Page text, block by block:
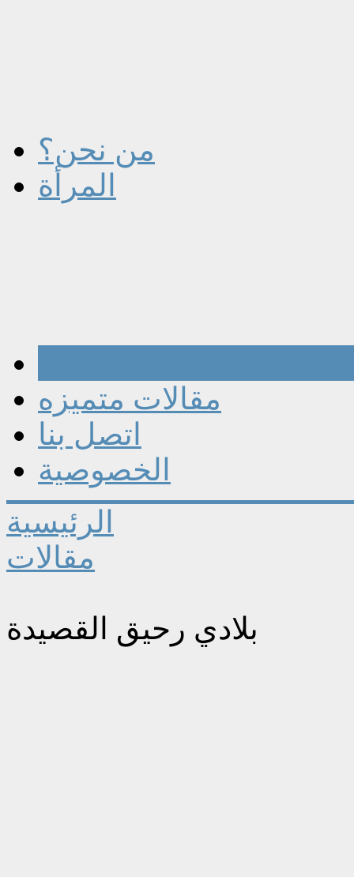
من نحن؟
المرأة
مقالات متميزه
اتصل بنا
الخصوصية
الرئيسية
مقالات
بلادي رحيق القصيدة